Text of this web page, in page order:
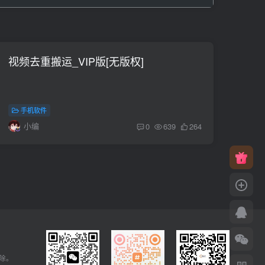
视频去重搬运_VIP版[无版权]
手机软件
小编 0 639 264